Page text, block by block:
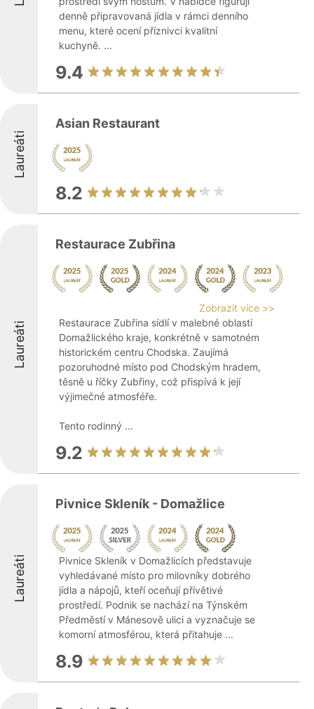
denně připravovaná jídla v rámci denního
menu, které ocení příznivci kvalitní
kuchyně. ...
9.4
Laureáti
Asian Restaurant
8.2
Laureáti
Restaurace Zubřina
Zobrazit více >>
Restaurace Zubřina sídlí v malebné oblasti
Domažlického kraje, konkrétně v samotném
historickém centru Chodska. Zaujímá
pozoruhodné místo pod Chodským hradem,
těsně u říčky Zubřiny, což přispívá k její
výjimečné atmosféře.
Tento rodinný ...
9.2
Laureáti
Pivnice Skleník - Domažlice
Pivnice Skleník v Domažlicích představuje
vyhledávané místo pro milovníky dobrého
jídla a nápojů, kteří oceňují přívětivé
prostředí. Podnik se nachází na Týnském
Předměstí v Mánesově ulici a vyznačuje se
komorní atmosférou, která přitahuje ...
8.9